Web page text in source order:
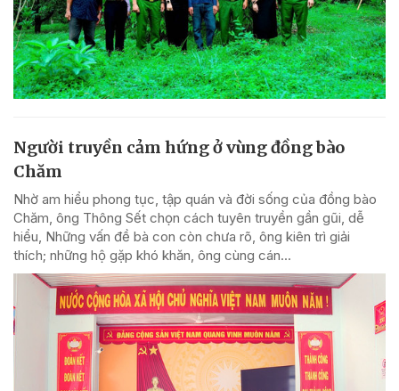
Người truyền cảm hứng ở vùng đồng bào
Chăm
Nhờ am hiểu phong tục, tập quán và đời sống của đồng bào
Chăm, ông Thông Sết chọn cách tuyên truyền gần gũi, dễ
hiểu, Những vấn đề bà con còn chưa rõ, ông kiên trì giải
thích; những hộ gặp khó khăn, ông cùng cán...